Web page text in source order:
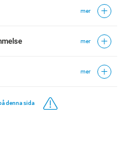
mer
mer
mer
denna sida